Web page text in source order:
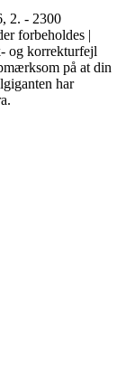
2. - 2300
forbeholdes |
og korrekturfejl
på at din
har